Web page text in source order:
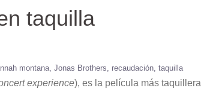
taquilla
montana Jonas Brothers recaudación taquilla
experience), es la película más